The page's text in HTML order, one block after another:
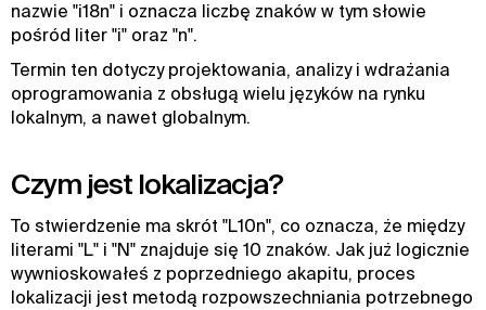
nazwie "i18n" i oznacza liczbę znaków w tym słowie
pośród liter "i" oraz "n".
Termin ten dotyczy projektowania, analizy i wdrażania
oprogramowania z obsługą wielu języków na rynku
lokalnym, a nawet globalnym.
Czym jest lokalizacja?
To stwierdzenie ma skrót "L10n", co oznacza, że między
literami "L" i "N" znajduje się 10 znaków. Jak już logicznie
wywnioskowałeś z poprzedniego akapitu, proces
lokalizacji jest metodą rozpowszechniania potrzebnego